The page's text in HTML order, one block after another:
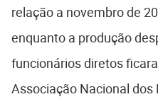
relação a novembro de
enquanto a produção
funcionários diretos
Associação Nacional